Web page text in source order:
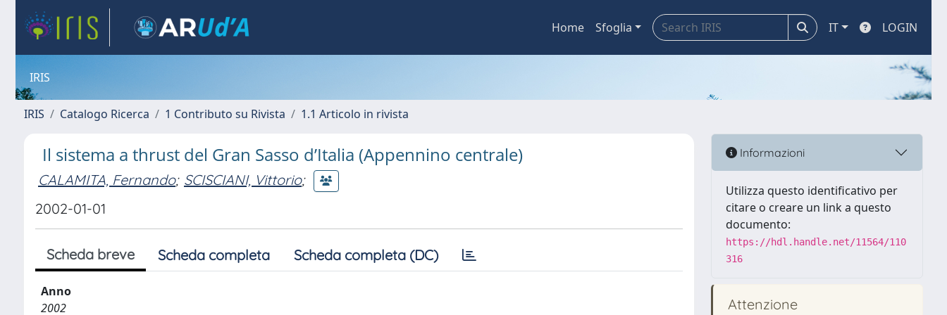
Home Sfoglia IT LOGIN
IRIS
IRIS Catalogo Ricerca 1 Contributo su Rivista 1.1 Articolo in rivista
Il sistema a thrust del Gran Sasso d’Italia (Appennino centrale)
CALAMITA, Fernando; SCISCIANI, Vittorio;
2002-01-01
Scheda breve Scheda completa Scheda completa (DC)
Anno
2002
Informazioni
Utilizza questo identificativo per
citare o creare un link a questo
documento:
https://hdl.handle.net/11564/110
316
Attenzione